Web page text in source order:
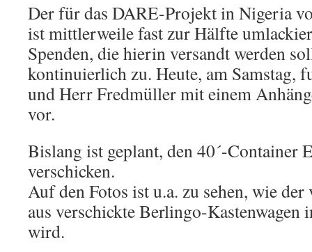
Der für das DARE-Projekt in Nigeria
ist mittlerweile fast zur Hälfte
Spenden, die hierin versandt werden
kontinuierlich zu. Heute, am Samstag,
und Herr Fredmüller mit einem
vor.
Bislang ist geplant, den 40´-Container
verschicken.
Auf den Fotos ist u.a. zu sehen, wie
aus verschickte Berlingo-Kastenwagen
wird.